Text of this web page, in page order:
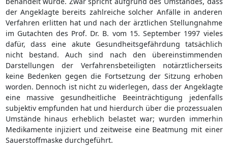
der Angeklagte bereits zahlreiche solcher Anfälle in anderen
Verfahren erlitten hat und nach der ärztlichen Stellungnahme
im Gutachten des Prof. Dr. B. vom 15. September 1997 vieles
dafür, dass eine akute Gesundheitsgefährdung tatsächlich
nicht bestand. Auch sind nach den übereinstimmenden
Darstellungen der Verfahrensbeteiligten notärztlicherseits
keine Bedenken gegen die Fortsetzung der Sitzung erhoben
worden. Dennoch ist nicht zu widerlegen, dass der Angeklagte
eine massive gesundheitliche Beeinträchtigung jedenfalls
subjektiv empfunden hat und hierdurch über die prozessualen
Umstände hinaus erheblich belastet war; wurden immerhin
Medikamente injiziert und zeitweise eine Beatmung mit einer
Sauerstoffmaske durchgeführt.